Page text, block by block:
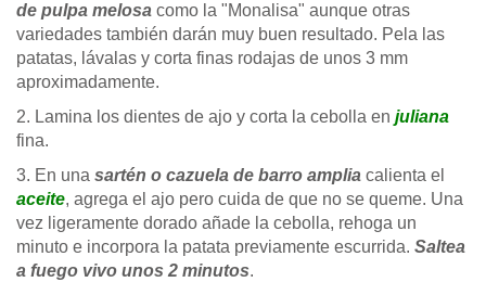
de pulpa melosa como la "Monalisa" aunque otras
variedades también darán muy buen resultado. Pela las
patatas, lávalas y corta finas rodajas de unos 3 mm
aproximadamente.
2. Lamina los dientes de ajo y corta la cebolla en juliana
fina.
3. En una sartén o cazuela de barro amplia calienta el
aceite, agrega el ajo pero cuida de que no se queme. Una
vez ligeramente dorado añade la cebolla, rehoga un
minuto e incorpora la patata previamente escurrida. Saltea
a fuego vivo unos 2 minutos.